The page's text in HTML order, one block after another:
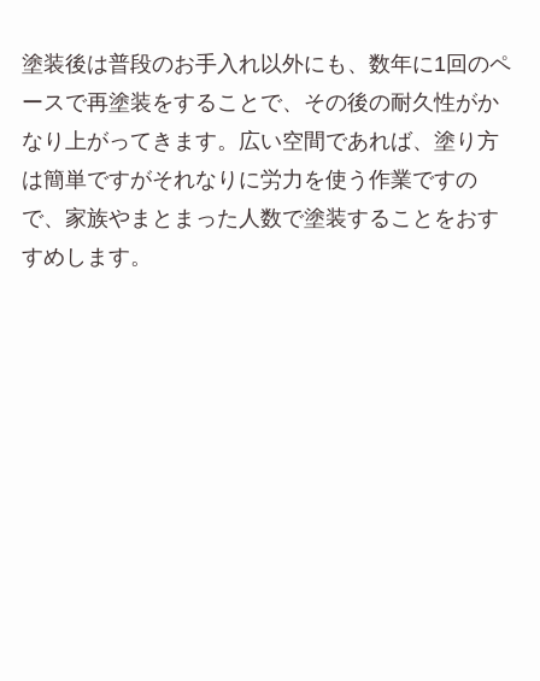
塗装後は普段のお手入れ以外にも、数年に1回のペ
ースで再塗装をすることで、その後の耐久性がか
なり上がってきます。広い空間であれば、塗り方
は簡単ですがそれなりに労力を使う作業ですの
で、家族やまとまった人数で塗装することをおす
すめします。